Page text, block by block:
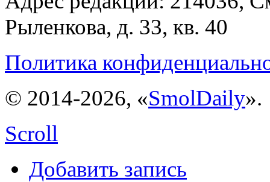
Рыленкова, д. 33, кв. 40
Политика
© 2014-2026, «SmolDaily».
Scroll
Добавить запись